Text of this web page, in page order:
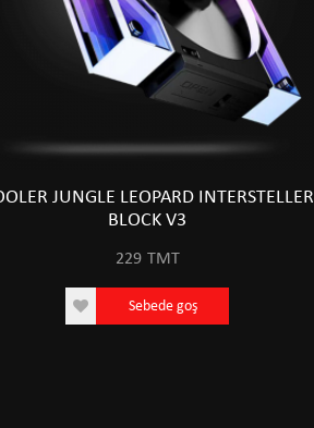
JUNGLE LEOPARD INTERSTELLER
BLOCK V3
229 TMT
Sebede goş